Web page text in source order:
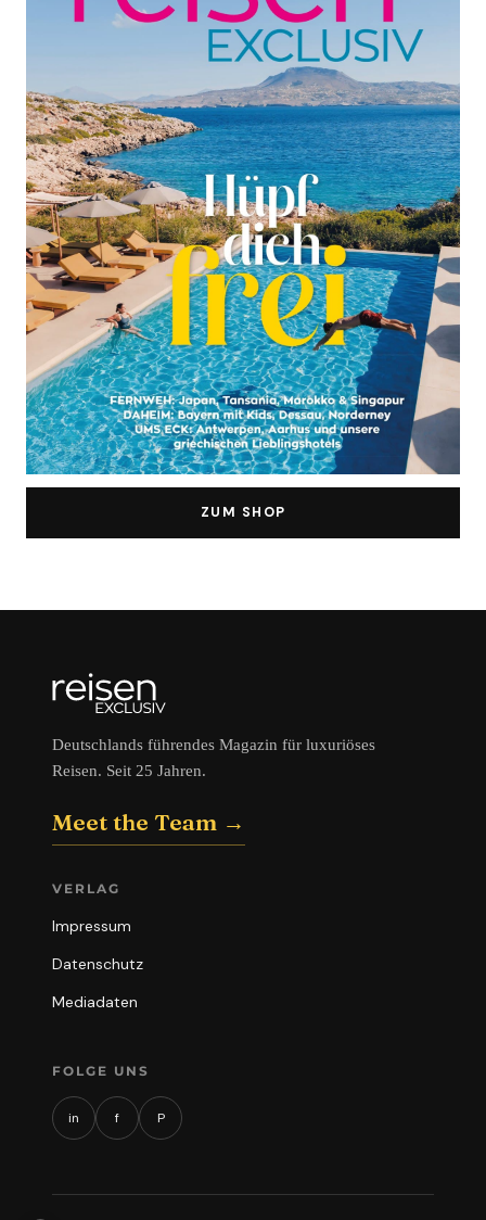
ZUM SHOP
Deutschlands führendes Magazin für luxuriöses
Reisen. Seit 25 Jahren.
Meet the Team →
VERLAG
Impressum
Datenschutz
Mediadaten
FOLGE UNS
in f P